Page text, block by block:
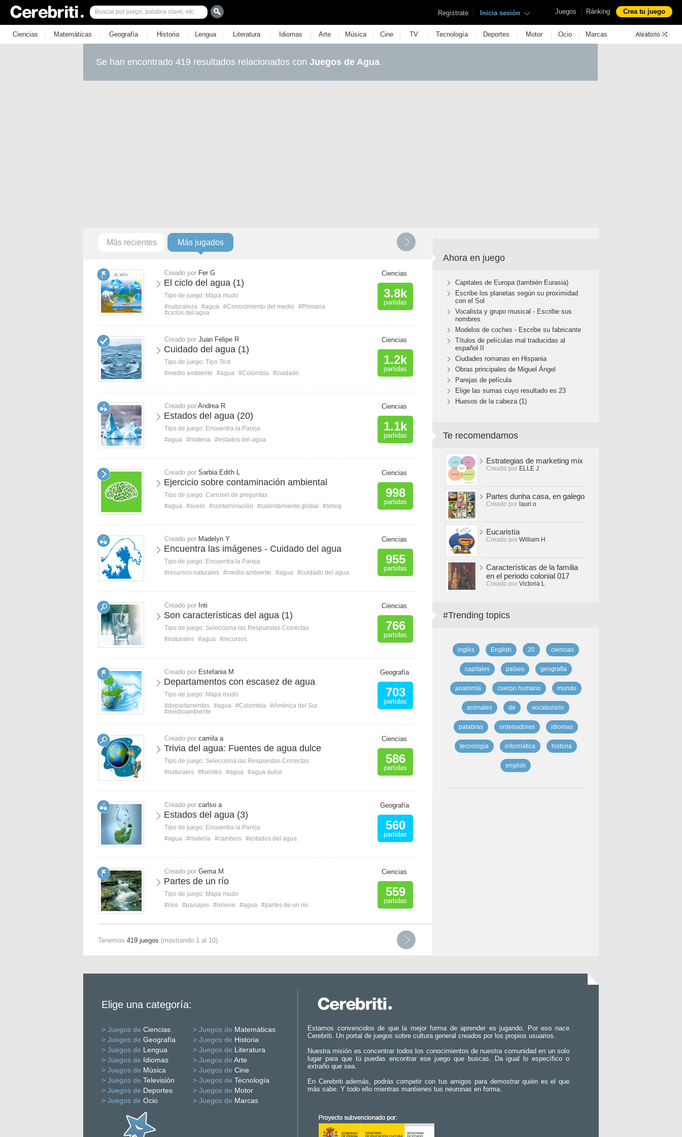
Juegos | Ránking Crea tu juego
Regístrate | Inicia sesión
Ciencias | Matemáticas | Geografía | Historia | Lengua | Literatura | Idiomas | Arte | Música | Cine | TV | Tecnología | Deportes | Motor | Ocio | Marcas
Se han encontrado 419 resultados relacionados con Juegos de Agua.
Más recientes Más jugados
Creado por Fer G
El ciclo del agua (1)
Tipo de juego: Mapa mudo
#naturaleza #agua #Conocimiento del medio
#Primaria
#ciclos del agua
Ciencias
3.8k
partidas
Creado por Juan Felipe R
Cuidado del agua (1)
Tipo de juego: Tipo Test
#medio ambiente
#agua #Colombia #cuidado
Ciencias
1.2k
partidas
Creado por Andrea R
Estados del agua (20)
Tipo de juego: Encuentra la Pareja
#agua #materia #estados del agua
Ciencias
1.1k
partidas
Creado por Sarbia Edith L
Ejercicio sobre contaminación ambiental
Tipo de juego: Carrusel de preguntas
#agua #suelo #contaminación #calentamiento global #smog
Ciencias
998
partidas
Creado por Madelyn Y
Encuentra las imágenes - Cuidado del agua
Tipo de juego: Encuentra la Pareja
#recursos naturales #medio ambiente #agua #cuidado del agua
Ciencias
955
partidas
Creado por Inti
Son características del agua (1)
Tipo de juego: Selecciona las Respuestas Correctas
#naturales #agua #recursos
Ciencias
766
partidas
Creado por Estefania M
Departamentos con escasez de agua
Tipo de juego: Mapa mudo
#departamentos #agua #Colombia #América del Sur
#medioambiente
Geografía
703
partidas
Creado por camila a
Trivia del agua: Fuentes de agua dulce
Tipo de juego: Selecciona las Respuestas Correctas
#naturales #fuentes #agua #agua dulce
Ciencias
586
partidas
Creado por carlso a
Estados del agua (3)
Tipo de juego: Encuentra la Pareja
#agua #materia #cambios #estados del agua
Geografía
560
partidas
Creado por Gema M
Partes de un río
Tipo de juego: Mapa mudo
#ríos #paisajes #relieve #agua #partes de un río
Ciencias
559
partidas
Tenemos 419 juegos (mostrando 1 al 10)
Ahora en juego
Capitales de Europa (también Eurasia)
Escribe los planetas según su proximidad
con el Sol
Vocalista y grupo musical - Escribe sus
nombres
Modelos de coches - Escribe su fabricante
Títulos de películas mal traducidas al
español II
Ciudades romanas en Hispania
Obras principales de Miguel Ángel
Parejas de película
Elige las sumas cuyo resultado es 23
Huesos de la cabeza (1)
Te recomendamos
Estrategias de marketing mix
Creado por ELLE J
Partes dunha casa, en galego
Creado por lauri o
Eucaristía
Creado por William H
Características de la familia
en el periodo colonial 017
Creado por Victoria L
#Trending topics
inglés English 20 ciencias
capitales países geografía
anatomía cuerpo humano mundo
animales de vocabulario
palabras ordenadores idiomas
tecnología informática historia
english
Elige una categoría:
> Juegos de Ciencias > Juegos de Matemáticas
> Juegos de Geografía > Juegos de Historia
> Juegos de Lengua > Juegos de Literatura
> Juegos de Idiomas > Juegos de Arte
> Juegos de Música > Juegos de Cine
> Juegos de Televisión > Juegos de Tecnología
> Juegos de Deportes > Juegos de Motor
> Juegos de Ocio > Juegos de Marcas
Estamos convencidos de que la mejor forma de aprender es jugando. Por eso nace
Cerebriti. Un portal de juegos sobre cultura general creados por los propios usuarios.
Nuestra misión es concentrar todos los conocimientos de nuestra comunidad en un solo
lugar para que tú puedas encontrar ese juego que buscas. Da igual lo específico o
extraño que sea.
En Cerebriti además, podrás competir con tus amigos para demostrar quién es el que
más sabe. Y todo ello mientras mantienes tus neuronas en forma.